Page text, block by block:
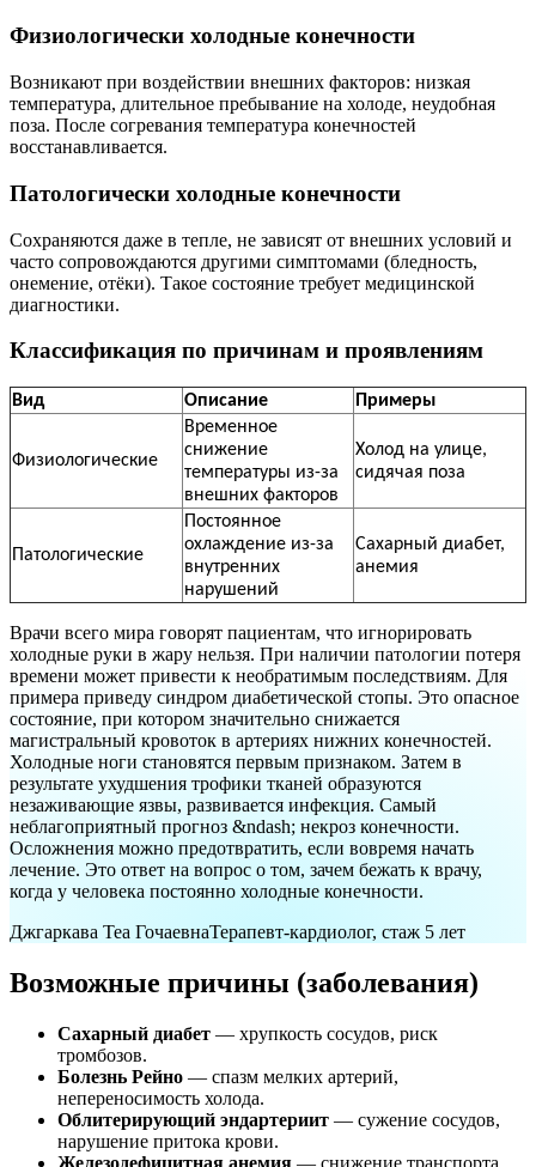
Физиологически холодные конечности
Возникают при воздействии внешних факторов: низкая
температура, длительное пребывание на холоде, неудобная
поза. После согревания температура конечностей
восстанавливается.
Патологически холодные конечности
Сохраняются даже в тепле, не зависят от внешних условий и
часто сопровождаются другими симптомами (бледность,
онемение, отёки). Такое состояние требует медицинской
диагностики.
Классификация по причинам и проявлениям
Вид Описание Примеры
Физиологические
Временное
снижение
температуры из-за
внешних факторов
Холод на улице,
сидячая поза
Патологические
Постоянное
охлаждение из-за
внутренних
нарушений
Сахарный диабет,
анемия
Врачи всего мира говорят пациентам, что игнорировать
холодные руки в жару нельзя. При наличии патологии потеря
времени может привести к необратимым последствиям. Для
примера приведу синдром диабетической стопы. Это опасное
состояние, при котором значительно снижается
магистральный кровоток в артериях нижних конечностей.
Холодные ноги становятся первым признаком. Затем в
результате ухудшения трофики тканей образуются
незаживающие язвы, развивается инфекция. Самый
неблагоприятный прогноз &ndash; некроз конечности.
Осложнения можно предотвратить, если вовремя начать
лечение. Это ответ на вопрос о том, зачем бежать к врачу,
когда у человека постоянно холодные конечности.
Джгаркава Теа ГочаевнаТерапевт-кардиолог, стаж 5 лет
Возможные причины (заболевания)
Сахарный диабет — хрупкость сосудов, риск
тромбозов.
Болезнь Рейно — спазм мелких артерий,
непереносимость холода.
Облитерирующий эндартериит — сужение сосудов,
нарушение притока крови.
Железодефицитная анемия — снижение транспорта